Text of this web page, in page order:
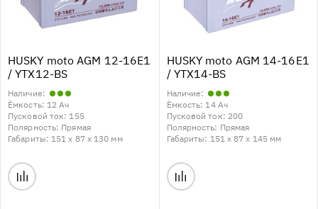
HUSKY moto AGM 12-16E1
/ YTX12-BS
Наличие:
Ёмкость: 12 Ач
Пусковой ток: 155
Полярность: Прямая
Габариты: 151 x 87 x 130 мм
HUSKY moto AGM 14-16E1
/ YTX14-BS
Наличие:
Ёмкость: 14 Ач
Пусковой ток: 200
Полярность: Прямая
Габариты: 151 x 87 x 145 мм